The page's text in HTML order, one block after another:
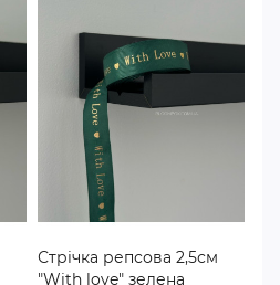
Стрічка репсова 2,5см
"With love" зелена